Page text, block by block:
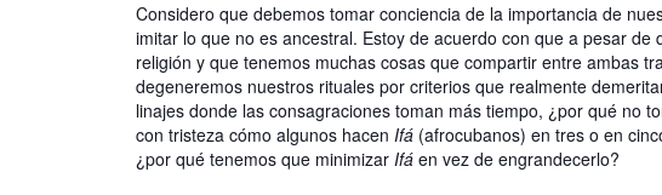
Considero que debemos tomar conciencia de la importancia de
imitar lo que no es ancestral. Estoy de acuerdo con que a pesar
religión y que tenemos muchas cosas que compartir entre ambas
degeneremos nuestros rituales por criterios que realmente
linajes donde las consagraciones toman más tiempo, ¿por qué no
con tristeza cómo algunos hacen Ifá (afrocubanos) en tres o en
¿por qué tenemos que minimizar Ifá en vez de engrandecerlo?